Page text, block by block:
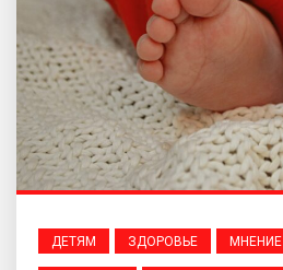
ДЕТЯМ ЗДОРОВЬЕ МНЕНИЕ